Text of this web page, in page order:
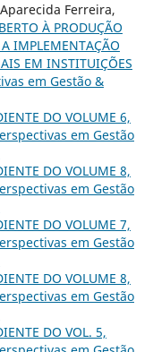
Ferreira,
À PRODUÇÃO
IMPLEMENTAÇÃO
EM INSTITUIÇÕES
em Gestão &
DO VOLUME 6,
em Gestão
DO VOLUME 8,
em Gestão
DO VOLUME 7,
em Gestão
DO VOLUME 8,
em Gestão
DO VOL. 5,